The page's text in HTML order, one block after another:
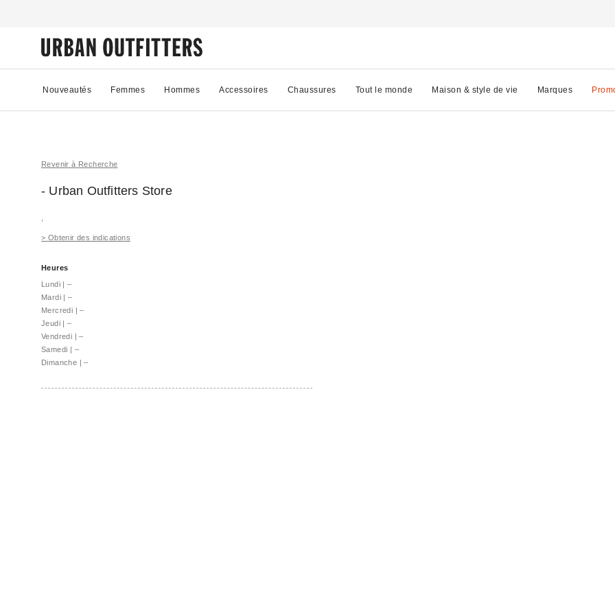
Nouveautés Femmes Hommes Accessoires Chaussures Tout le monde Maison & style de vie Marques
Revenir à Recherche
- Urban Outfitters Store
> Obtenir des indications
Heures
Lundi | –
Mardi | –
Mercredi | –
Jeudi | –
Vendredi | –
Samedi | –
Dimanche | –